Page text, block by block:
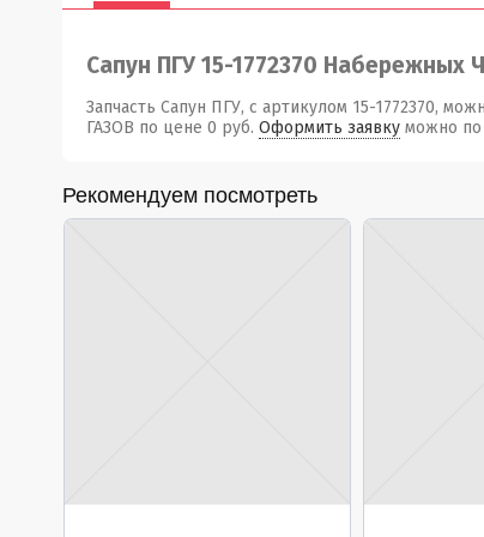
Сапун ПГУ 15-1772370 Набережных
Запчасть Сапун ПГУ, с артикулом 15-1772370,
ГАЗОВ по цене 0 руб. Оформить заявку можно по
Рекомендуем посмотреть